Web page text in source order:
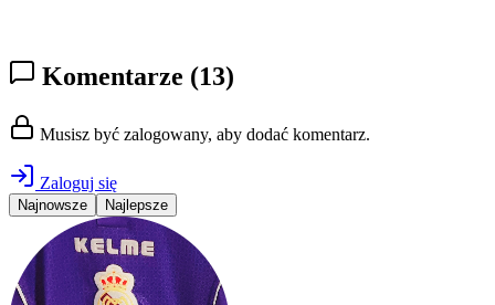
Komentarze (13)
Musisz być zalogowany, aby dodać komentarz.
Zaloguj się
Najnowsze Najlepsze